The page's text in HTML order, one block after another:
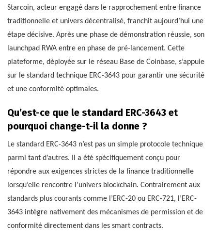
Starcoin, acteur engagé dans le rapprochement entre finance
traditionnelle et univers décentralisé, franchit aujourd’hui une
étape décisive. Après une phase de démonstration réussie, son
launchpad RWA entre en phase de pré-lancement. Cette
plateforme, déployée sur le réseau Base de Coinbase, s’appuie
sur le standard technique ERC-3643 pour garantir une sécurité
et une conformité optimales.
Qu’est-ce que le standard ERC-3643 et
pourquoi change-t-il la donne ?
Le standard ERC-3643 n’est pas un simple protocole technique
parmi tant d’autres. Il a été spécifiquement conçu pour
répondre aux exigences strictes de la finance traditionnelle
lorsqu’elle rencontre l’univers blockchain. Contrairement aux
standards plus courants comme l’ERC-20 ou ERC-721, l’ERC-
3643 intègre nativement des mécanismes de permission et de
conformité directement dans les smart contracts.